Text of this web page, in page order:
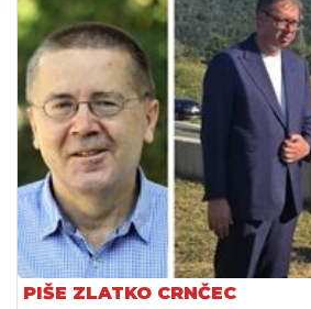
PIŠE ZLATKO CRNČEC